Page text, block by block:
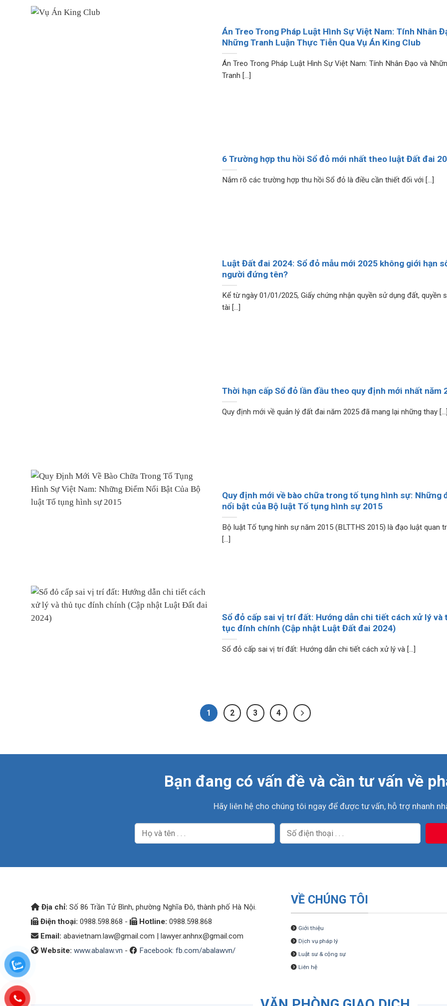
Án Treo Trong Pháp Luật Hình Sự Việt Nam: Tính Nhân
Những Tranh Luận Thực Tiễn Qua Vụ Án King Club
Án Treo Trong Pháp Luật Hình Sự Việt Nam: Tính Nhân Đạo và
Tranh [...]
6 Trường hợp thu hồi Sổ đỏ mới nhất theo luật Đất đai
Nắm rõ các trường hợp thu hồi Sổ đỏ là điều cần thiết đối với [...]
Luật Đất đai 2024: Sổ đỏ mẫu mới 2025 không giới hạn
người đứng tên?
Kể từ ngày 01/01/2025, Giấy chứng nhận quyền sử dụng đất, quyền
tài [...]
Thời hạn cấp Sổ đỏ lần đầu theo quy định mới nhất năm
Quy định mới về quản lý đất đai năm 2025 đã mang lại những thay [...]
Quy định mới về bào chữa trong tố tụng hình sự: Những
nổi bật của Bộ luật Tố tụng hình sự 2015
Bộ luật Tố tụng hình sự năm 2015 (BLTTHS 2015) là đạo luật quan
[...]
Sổ đỏ cấp sai vị trí đất: Hướng dẫn chi tiết cách xử lý và
tục đính chính (Cập nhật Luật Đất đai 2024)
Sổ đỏ cấp sai vị trí đất: Hướng dẫn chi tiết cách xử lý và [...]
1 2 3 4
Bạn đang có vấn đề và cần tư vấn về
Hãy liên hệ cho chúng tôi ngay để được tư vấn, hỗ trợ nhanh
Địa chỉ: Số 86 Trần Tử Bình, phường Nghĩa Đô, thành phố Hà Nội.
Điện thoại: 0988.598.868 - Hotline: 0988.598.868
Email: abavietnam.law@gmail.com | lawyer.anhnx@gmail.com
Website: www.abalaw.vn - Facebook: fb.com/abalawvn/
VỀ CHÚNG TÔI
Giới thiệu
Dịch vụ pháp lý
Luật sư & cộng sự
Liên hệ